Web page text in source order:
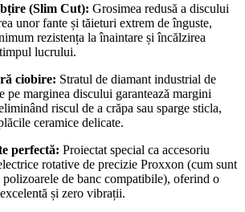
(Slim Cut): Grosimea redusă a discului
unor fante și tăieturi extrem de înguste,
rezistența la înaintare și încălzirea
lucrului.
ciobire: Stratul de diamant industrial de
pe marginea discului garantează margini
riscul de a crăpa sau sparge sticla,
ceramice delicate.
perfectă: Proiectat special ca accesoriu
rotative de precizie Proxxon (cum sunt
polizoarele de banc compatibile), oferind o
și zero vibrații.